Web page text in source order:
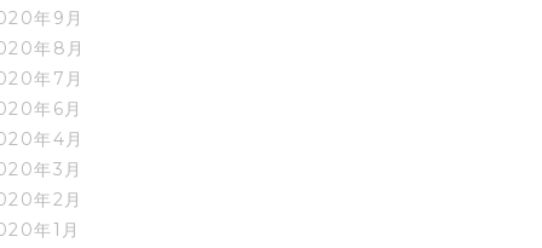
年9月
年8月
年7月
年6月
年4月
年3月
年2月
年1月